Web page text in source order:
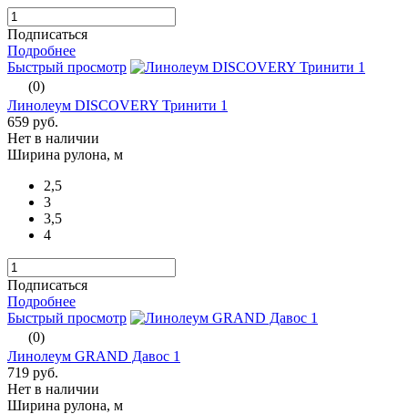
Подписаться
Подробнее
Быстрый просмотр
(0)
Линолеум DISCOVERY Тринити 1
659 руб.
Нет в наличии
Ширина рулона, м
2,5
3
3,5
4
Подписаться
Подробнее
Быстрый просмотр
(0)
Линолеум GRAND Давос 1
719 руб.
Нет в наличии
Ширина рулона, м